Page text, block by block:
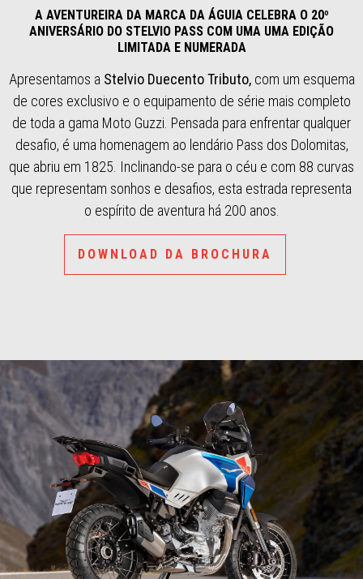
A AVENTUREIRA DA MARCA DA ÁGUIA CELEBRA O 20º
ANIVERSÁRIO DO STELVIO PASS COM UMA UMA EDIÇÃO
LIMITADA E NUMERADA
Apresentamos a Stelvio Duecento Tributo, com um esquema
de cores exclusivo e o equipamento de série mais completo
de toda a gama Moto Guzzi. Pensada para enfrentar qualquer
desafio, é uma homenagem ao lendário Pass dos Dolomitas,
que abriu em 1825. Inclinando-se para o céu e com 88 curvas
que representam sonhos e desafios, esta estrada representa
o espírito de aventura há 200 anos.
DOWNLOAD DA BROCHURA